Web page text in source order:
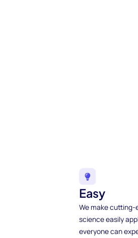
Easy
We make cutting-
science easily
everyone can